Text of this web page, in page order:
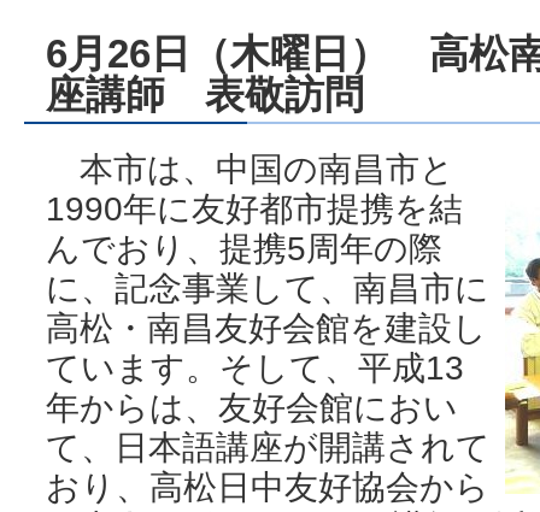
6月26日（木曜日） 高松
座講師 表敬訪問
本市は、中国の南昌市と
1990年に友好都市提携を結
んでおり、提携5周年の際
に、記念事業して、南昌市に
高松・南昌友好会館を建設し
ています。そして、平成13
年からは、友好会館におい
て、日本語講座が開講されて
おり、高松日中友好協会から